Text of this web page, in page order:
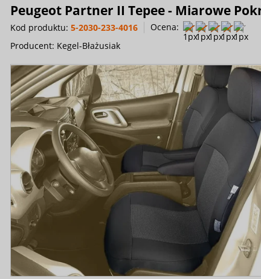
Peugeot Partner II Tepee - Miarowe
Kod produktu: 5-2030-233-4016
Ocena:
Producent: Kegel-Błażusiak